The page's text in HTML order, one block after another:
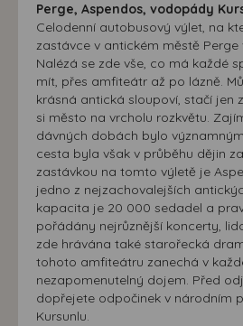
Perge, Aspendos, vodopády
Celodenní autobusový výlet, na
zastávce v antickém městě
Nalézá se zde vše, co má každé
mít, přes amfiteátr až po lázně.
krásná antická sloupoví, stačí jen
si město na vrcholu rozkvětu.
dávných dobách bylo
cesta byla však v průběhu dějin
zastávkou na tomto výletě je
jedno z nejzachovalejších
kapacita je 20 000 sedadel a
pořádány nejrůznější koncerty,
zde hrávána také starořecká
tohoto amfiteátru zanechá v
nezapomenutelný dojem. Před
dopřejete odpočinek v národním
Kursunlu.